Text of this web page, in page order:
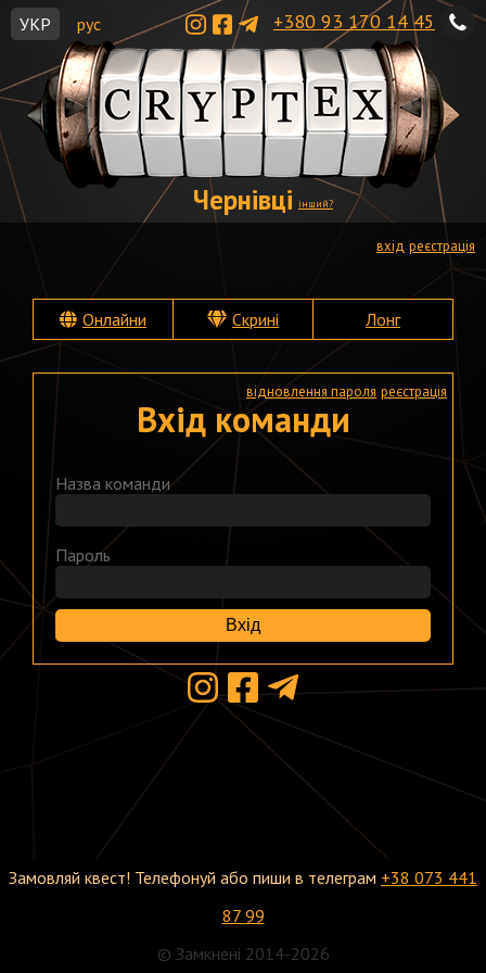
+380 93 170 14 45
Чернівці інший?
вхід реєстрація
УКР рус
Онлайни Скрині Лонг
Вхід команди
Назва команди
Пароль
Вхід
відновлення пароля реєстрація
Замовляй квест! Телефонуй або пиши в телеграм +38 073 441
87 99
© Замкнені 2014-2026